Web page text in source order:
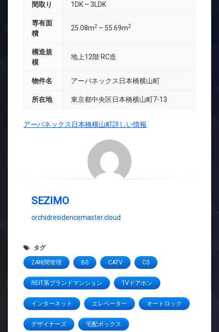
間取り 1DK – 3LDK
専有面
積
25.08m2 – 55.69m2
構造規
模
地上12階 RC造
物件名 アーバネックス日本橋横山町
所在地 東京都中央区日本橋横山町7-13
アーバネックス日本橋横山町詳しい情報
SEZIMO
orchidresidencemaster.cloud
タグ
24時間管理 BS CATV CS
REIT系ブランドマンション TVドアホン
インターネット エレベーター オートロック
デザイナーズ 宅配ボックス